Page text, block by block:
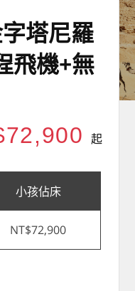
字塔尼羅
飛機+無
起
小孩佔床
NT$72,900